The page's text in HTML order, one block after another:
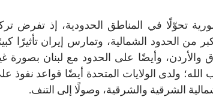
تحوّلًا في المناطق الحدودية، إذ تفرض
من الحدود الشمالية، وتمارس إيران تأثيرًا
والأردن، وأيضًا على الحدود مع لبنان بصورة
ولدى الولايات المتحدة أيضًا قواعد نفوذ
الشرقية والشرقية، وصولًا إلى التنف.